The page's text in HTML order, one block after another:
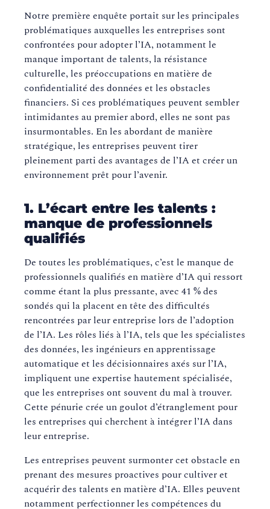
Notre première enquête portait sur les principales
problématiques auxquelles les entreprises sont
confrontées pour adopter l’IA, notamment le
manque important de talents, la résistance
culturelle, les préoccupations en matière de
confidentialité des données et les obstacles
financiers. Si ces problématiques peuvent sembler
intimidantes au premier abord, elles ne sont pas
insurmontables. En les abordant de manière
stratégique, les entreprises peuvent tirer
pleinement parti des avantages de l’IA et créer un
environnement prêt pour l’avenir.
1. L’écart entre les talents :
manque de professionnels
qualifiés
De toutes les problématiques, c’est le manque de
professionnels qualifiés en matière d’IA qui ressort
comme étant la plus pressante, avec 41 % des
sondés qui la placent en tête des difficultés
rencontrées par leur entreprise lors de l’adoption
de l’IA. Les rôles liés à l’IA, tels que les spécialistes
des données, les ingénieurs en apprentissage
automatique et les décisionnaires axés sur l’IA,
impliquent une expertise hautement spécialisée,
que les entreprises ont souvent du mal à trouver.
Cette pénurie crée un goulot d’étranglement pour
les entreprises qui cherchent à intégrer l’IA dans
leur entreprise.
Les entreprises peuvent surmonter cet obstacle en
prenant des mesures proactives pour cultiver et
acquérir des talents en matière d’IA. Elles peuvent
notamment perfectionner les compétences du